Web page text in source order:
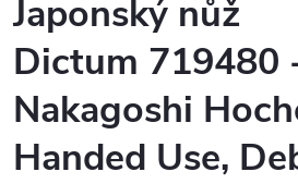
Japonský nůž
Dictum 719480
Nakagoshi
Handed Use,